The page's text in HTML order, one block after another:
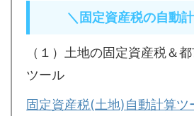
＼ 固定資産税の自動
（１）土地の固定資産税＆
ツール
固定資産税(土地)自動計算ツ